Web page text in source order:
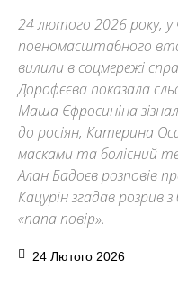
24 лютого 2026 року,
повномасштабного
вилили в соцмережі
Дорофєєва показала
Маша Єфросиніна
до росіян, Катерина
масками та болісний
Алан Бадоєв розповів
Кацурін згадав розрив
«папа повір».
24 Лютого 2026